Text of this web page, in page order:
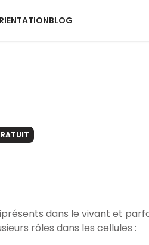
BLOG
dans le vivant et
rôles dans les cellules :